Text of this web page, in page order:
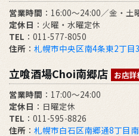
営業時間 ：16:00～24:00／金・土
定休日 ：火曜・水曜定休
TEL ：011-577-8050
住所 ： 札幌市中央区南4条東2丁
立喰酒場Choi南郷店 お店詳
営業時間 ：17:00～24:00
定休日 ：日曜定休
TEL ：011-595-8826
住所 ： 札幌市白石区南郷通8丁目